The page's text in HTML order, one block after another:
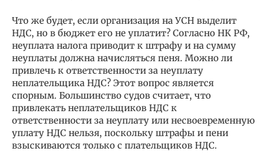
Что же будет, если организация на УСН выделит
НДС, но в бюджет его не уплатит? Согласно НК РФ,
неуплата налога приводит к штрафу и на сумму
неуплаты должна начисляться пеня. Можно ли
привлечь к ответственности за неуплату
неплательщика НДС? Этот вопрос является
спорным. Большинство судов считает, что
привлекать неплательщиков НДС к
ответственности за неуплату или несвоевременную
уплату НДС нельзя, поскольку штрафы и пени
взыскиваются только с плательщиков НДС.